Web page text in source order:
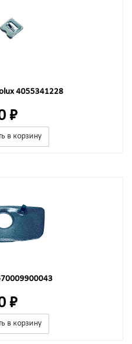
4055341228
₽
в корзину
₽
в корзину